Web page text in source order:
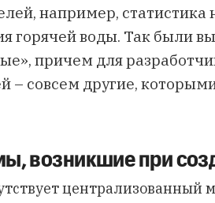
например,
горячей воды. Так были
причем для
– совсем другие,
возникшие при
централизованный